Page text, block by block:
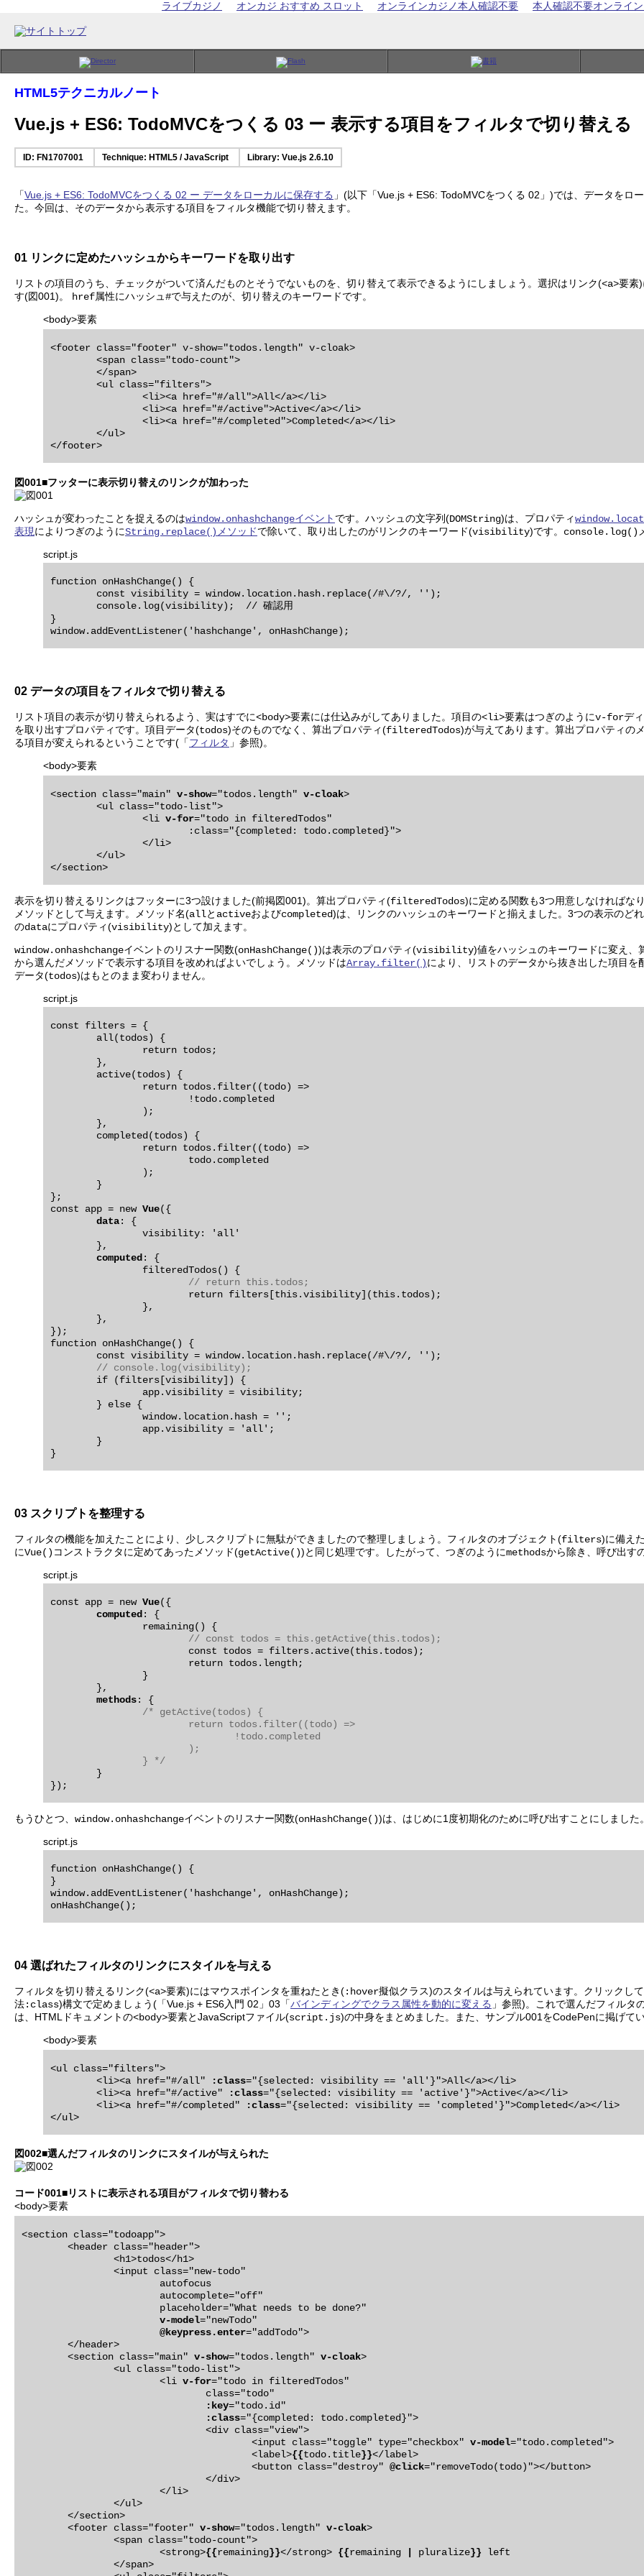
ライブカジノ オンカジ おすすめ スロット オンラインカジノ本人確認不要 本人確認不要オンライ
HTML5テクニカルノート
Vue.js + ES6: TodoMVCをつくる 03 ー 表示する項目をフィルタで切り替える
ID: FN1707001 Technique: HTML5 / JavaScript Library: Vue.js 2.6.10
「Vue.js + ES6: TodoMVCをつくる 02 ー データをローカルに保存する 」(以下「Vue.js + ES6: TodoMVCをつくる 02」)では、データを
た。今回は、そのデータから表示する項目をフィルタ機能で切り替えます。
01 リンクに定めたハッシュからキーワードを取り出す
リストの項目のうち、チェックがついて済んだものとそうでないものを、切り替えて表示できるようにしましょう。選択はリンク(<a>要素
す(図001)。
href属性にハッシュ #で与えたのが、切り替えのキーワードです。
<body>要素
<footer class="footer" v-show="todos.length" v-cloak>
図001■フッターに表示切り替えのリンクが加わった
ハッシュが変わったことを捉えるのはwindow.onhashchangeイベント です。ハッシュの文字列(DOMString)は、プロパティ
表現によりつぎのようにString.replace() メソッドで除いて、取り出したのがリンクのキーワード(visibility)です。 console.log()
script.js
function onHashChange() {
}
02 データの項目をフィルタで切り替える
リスト項目の表示が切り替えられるよう、実はすでに<body>要素には仕込みがしてありました。項目の<li>要素はつぎのようにv-forデ
を取り出すプロパティです。項目データ(todos)そのものでなく、算出プロパティ(filteredTodos)が与えてあります。算出プロパティの
る項目が変えられるということです(「フィルタ 」参照)。
<body>要素
<section class="main" v-show="todos.length" v-cloak>
		<li
v-for="todo in filteredTodos"
表示を切り替えるリンクはフッターに3つ設けました(前掲図001)。算出プロパティ(filteredTodos)に定める関数も3つ用意しなければな
メソッドとして与えます。メソッド名(allと activeおよびcompleted)は、リンクのハッシュのキーワードと揃えました。3つの表示のど
のdataにプロパティ(visibility)として加えます。
window.onhashchangeイベントのリスナー関数(onHashChange())は表示のプロパティ(visibility)値をハッシュのキーワードに変え、
から選んだメソッドで表示する項目を改めればよいでしょう。メソッドはArray.filter()により、リストのデータから抜き出した項目
データ(todos)はもとのまま変わりません。
script.js
const filters = {
};
const app = new Vue({
data: {
computed : {
// return this.todos;
});
function onHashChange() {
// console.log(visibility);
03 スクリプトを整理する
フィルタの機能を加えたことにより、少しスクリプトに無駄ができましたので整理しましょう。フィルタのオブジェクト(filters)に備え
にVue() コンストラクタに定めてあったメソッド(getActive())と同じ処理です。したがって、つぎのようにmethodsから除き、呼び出す
script.js
const app = new Vue({
computed : {
// const todos = this.getActive(this.todos);
methods: {
/* getActive(todos) {
		} */
もうひとつ、 window.onhashchangeイベントのリスナー関数(onHashChange())は、はじめに1度初期化のために呼び出すことにしました
script.js
function onHashChange() {
}
window.addEventListener('hashchange', onHashChange);
04 選ばれたフィルタのリンクにスタイルを与える
フィルタを切り替えるリンク(<a>要素)にはマウスポインタを重ねたとき(:hover擬似クラス)のスタイルは与えられています。クリックし
法:class)構文で定めましょう(「Vue.js + ES6入門 02」03「バインディングでクラス属性を動的に変える 」参照)。これで選んだフィルタ
は、HTMLドキュメントの<body>要素とJavaScriptファイル(script.js)の中身をまとめました。また、サンプル001をCodePenに掲げて
<body>要素
<ul class="filters">
	<li><a href="#/all"
:class="{selected: visibility == 'all'}">All</a></li>
	<li><a href="#/active"
:class="{selected: visibility == 'active'}">Active</a></li>
	<li><a href="#/completed"
:class="{selected: visibility == 'completed'}">Completed</a></li>
図002■選んだフィルタのリンクにスタイルが与えられた
コード001■リストに表示される項目がフィルタで切り替わる
<body>要素
<section class="todoapp">
v-model="newTodo"
@keypress.enter="addTodo">
	<section class="main"
v-show="todos.length" v-cloak>
			<li
v-for="todo in filteredTodos"
:key="todo.id"
:class="{completed: todo.completed}">
					<input class="toggle" type="checkbox"
v-model="todo.completed">
					<label>
{{todo.title}}</label>
					<button class="destroy"
@click="removeTodo(todo)"></button>
	<footer class="footer"
v-show="todos.length" v-cloak>
			<strong>
{{remaining}}</strong> {{remaining pluralize}} left